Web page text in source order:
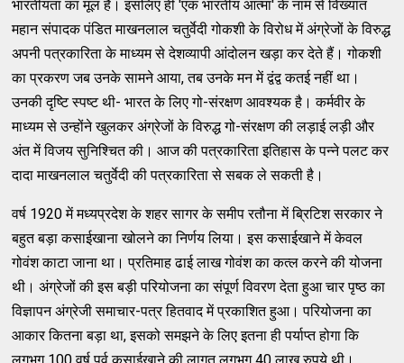
भारतीयता का मूल है। इसलिए ही 'एक भारतीय आत्मा' के नाम से विख्यात
महान संपादक पंडित माखनलाल चतुर्वेदी गोकशी के विरोध में अंग्रेजों के विरुद्ध
अपनी पत्रकारिता के माध्यम से देशव्यापी आंदोलन खड़ा कर देते हैं। गोकशी
का प्रकरण जब उनके सामने आया, तब उनके मन में द्वंद्व कतई नहीं था।
उनकी दृष्टि स्पष्ट थी- भारत के लिए गो-संरक्षण आवश्यक है। कर्मवीर के
माध्यम से उन्होंने खुलकर अंग्रेजों के विरुद्ध गो-संरक्षण की लड़ाई लड़ी और
अंत में विजय सुनिश्चित की। आज की पत्रकारिता इतिहास के पन्ने पलट कर
दादा माखनलाल चतुर्वेदी की पत्रकारिता से सबक ले सकती है।
वर्ष 1920 में मध्यप्रदेश के शहर सागर के समीप रतौना में ब्रिटिश सरकार ने
बहुत बड़ा कसाईखाना खोलने का निर्णय लिया। इस कसाईखाने में केवल
गोवंश काटा जाना था। प्रतिमाह ढाई लाख गोवंश का कत्ल करने की योजना
थी। अंग्रेजों की इस बड़ी परियोजना का संपूर्ण विवरण देता हुआ चार पृष्ठ का
विज्ञापन अंग्रेजी समाचार-पत्र हितवाद में प्रकाशित हुआ। परियोजना का
आकार कितना बड़ा था, इसको समझने के लिए इतना ही पर्याप्त होगा कि